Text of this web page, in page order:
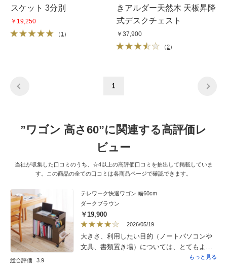
スケット 3分別
￥19,250
（ 1 ）
きアルダー天然木 天板昇降
式デスクチェスト
￥37,900
（2）
1
”ワゴン 高さ60”に関連する高評価レ
ビュー
当社が収集した口コミのうち、☆4以上の高評価口コミを抽出して掲載していま
す。この商品の全ての口コミは各商品ページで確認できます。
総合評価 3.9
テレワーク快適ワゴン 幅60cm
ダークブラウン
￥19,900
2026/05/19
大きさ、利用したい目的（ノートパソコンや
文具、書類置き場）については、とてもよく
考えられていて使い勝手が良かったです。２
もっと見る